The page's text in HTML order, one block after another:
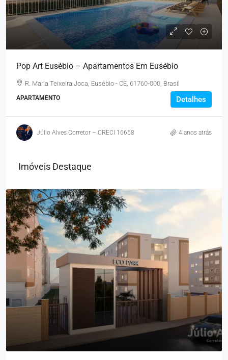
Pop Art Eusébio – Apartamentos Em Eusébio
R. Maria Teixeira Joca, Eusébio - CE, 61760-000, Brasil
APARTAMENTO Detalhes
Júlio Alves Corretor – CRECI 16658 4 anos atrás
Imóveis Destaque